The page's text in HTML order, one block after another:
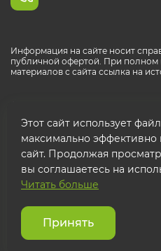
Информация на сайте носит
публичной офертой. При полном
материалов с сайта ссылка на
© 2026 ООО "ФТК РОСТР"
Защита персональных данных
Использование cookies
Этот сайт использует
максимально эффективно
сайт. Продолжая
вы соглашаетесь на
Читать больше
Принять